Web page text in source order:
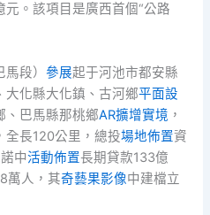
。該項目是廣西首個“公路
馬段）參展起于河池市都安縣
大化縣大化鎮、古河鄉平面設
、巴馬縣那桃鄉AR擴增實境 ，
全長120公里，總投場地佈置資
中活動佈置長期貸款133億
萬人，其奇藝果影像中建檔立